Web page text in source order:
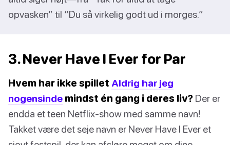
opvasken” til “Du så virkelig godt ud i morges.”
3. Never Have I Ever for Par
Hvem har ikke spillet Aldrig har jeg
nogensinde mindst én gang i deres liv? Der er
endda et teen Netflix-show med samme navn!
Takket være det seje navn er Never Have I Ever et